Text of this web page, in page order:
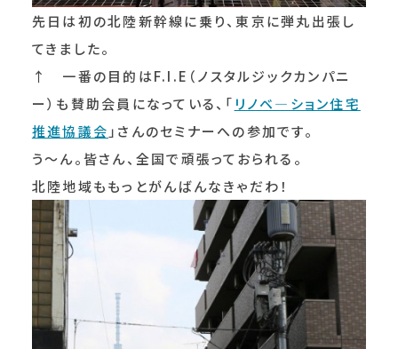
先日は初の北陸新幹線に乗り、東京に弾丸出張し
てきました。
↑ 一番の目的はF.I.E（ノスタルジックカンパニ
ー）も賛助会員になっている、「 リノベ―ション住宅
推進協議会 」さんのセミナーへの参加です。
う～ん。皆さん、全国で頑張っておられる。
北陸地域ももっとがんばんなきゃだわ！